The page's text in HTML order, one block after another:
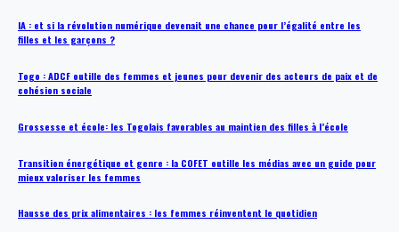
IA : et si la révolution numérique devenait une chance pour l’égalité entre les
filles et les garçons ?
Togo : ADCF outille des femmes et jeunes pour devenir des acteurs de paix et de
cohésion sociale
Grossesse et école: les Togolais favorables au maintien des filles à l’école
Transition énergétique et genre : la COFET outille les médias avec un guide pour
mieux valoriser les femmes
Hausse des prix alimentaires : les femmes réinventent le quotidien